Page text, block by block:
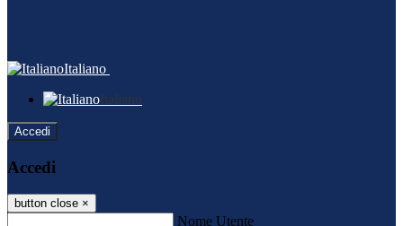
Italiano
Italiano
Accedi
Accedi
button close ×
Nome Utente